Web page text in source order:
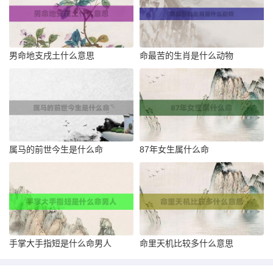
男命地支戌土什么意思 命最苦的生肖是什么动物
属马的前世今生是什么命 87年女生属什么命
手掌大手指短是什么命男人 命里天机比较多什么意思